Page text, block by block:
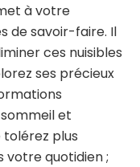
à votre
de savoir-faire. Il
ces nuisibles
ses précieux
et
plus
votre quotidien ;